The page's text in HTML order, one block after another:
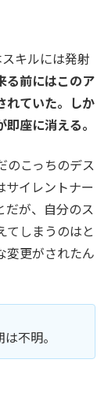
キルには発射
る前にはこのア
れていた。しか
座に消える。
のこっちのデス
サイレントナー
だが、自分のス
てしまうのはと
変更がされたん
不明。